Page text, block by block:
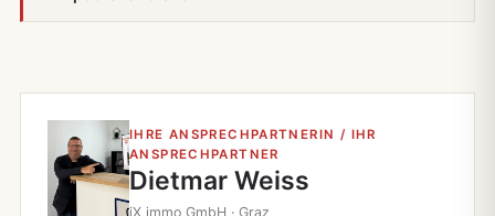
IHRE ANSPRECHPARTNERIN / IHR
ANSPRECHPARTNER
Dietmar Weiss
iX immo GmbH · Graz